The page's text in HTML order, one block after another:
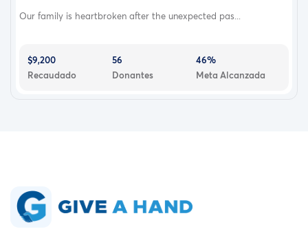
Our family is heartbroken after the unexpected pas...
$9,200
Recaudado
56
Donantes
46%
Meta Alcanzada